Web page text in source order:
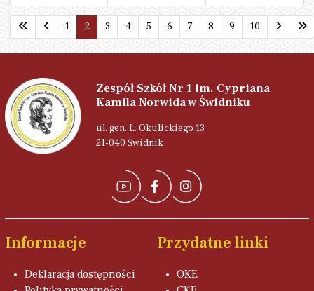
Spis artykułów
Strona 2 z 24
1 2 3 4 5 6 7 8 9 10
Zespół Szkół Nr 1 im. Cypriana
Kamila Norwida w Świdniku
ul. gen. L. Okulickiego 13
21-040 Świdnik
Informacje
Deklaracja dostępności
Przydatne linki
OKE